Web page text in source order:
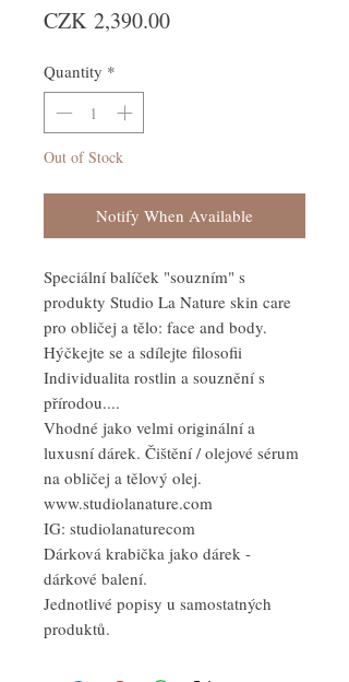
CZK 2,390.00Price
Quantity *
Out of Stock
Notify When Available
Speciální balíček "souzním" s
produkty Studio La Nature skin care
pro obličej a tělo: face and body.
Hýčkejte se a sdílejte filosofii
Individualita rostlin a souznění s
přírodou....
Vhodné jako velmi originální a
luxusní dárek. Čištění / olejové sérum
na obličej a tělový olej.
www.studiolanature.com
IG: studiolanaturecom
Dárková krabička jako dárek -
dárkové balení.
Jednotlivé popisy u samostatných
produktů.